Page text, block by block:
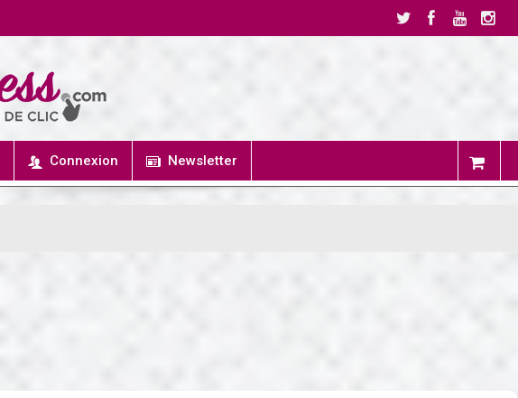
Connexion Newsletter